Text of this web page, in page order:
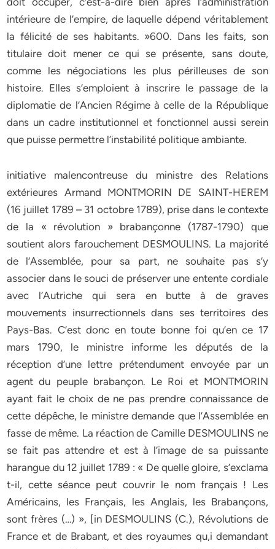
intérieure de l’empire, de laquelle dépend véritablement
la félicité de ses habitants. »600. Dans les faits, son
titulaire doit mener ce qui se présente, sans doute,
comme les négociations les plus périlleuses de son
histoire. Elles s’emploient à inscrire le passage de la
diplomatie de l’Ancien Régime à celle de la République
dans un cadre institutionnel et fonctionnel aussi serein
que puisse permettre l’instabilité politique ambiante.
initiative malencontreuse du ministre des Relations
extérieures Armand MONTMORIN DE SAINT-HEREM
(16 juillet 1789 – 31 octobre 1789), prise dans le contexte
de la « révolution » brabançonne (1787-1790) que
soutient alors farouchement DESMOULINS. La majorité
de l’Assemblée, pour sa part, ne souhaite pas s’y
associer dans le souci de préserver une entente cordiale
avec l’Autriche qui sera en butte à de graves
mouvements insurrectionnels dans ses territoires des
Pays-Bas. C’est donc en toute bonne foi qu’en ce 17
mars 1790, le ministre informe les députés de la
réception d’une lettre prétendument envoyée par un
agent du peuple brabançon. Le Roi et MONTMORIN
ayant fait le choix de ne pas prendre connaissance de
cette dépêche, le ministre demande que l’Assemblée en
fasse de même. La réaction de Camille DESMOULINS ne
se fait pas attendre et est à l’image de sa puissante
harangue du 12 juillet 1789 : « De quelle gloire, s’exclama
t-il, cette séance peut couvrir le nom français ! Les
Américains, les Français, les Anglais, les Brabançons,
sont frères (…) », [in DESMOULINS (C.), Révolutions de
France et de Brabant, et des royaumes qu,i demandant